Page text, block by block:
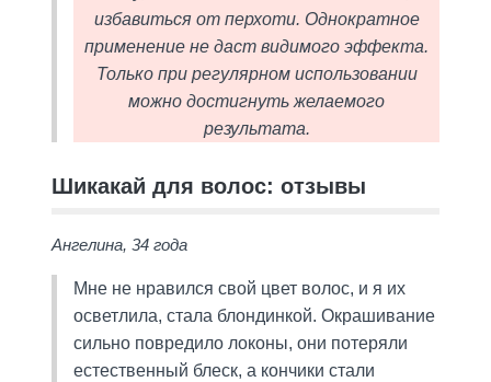
избавиться от перхоти. Однократное
применение не даст видимого эффекта.
Только при регулярном использовании
можно достигнуть желаемого
результата.
Шикакай для волос: отзывы
Ангелина, 34 года
Мне не нравился свой цвет волос, и я их
осветлила, стала блондинкой. Окрашивание
сильно повредило локоны, они потеряли
естественный блеск, а кончики стали